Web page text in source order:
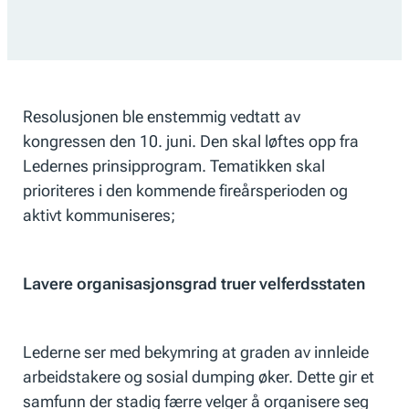
Resolusjonen ble enstemmig vedtatt av
kongressen den 10. juni. Den skal løftes opp fra
Ledernes prinsipprogram. Tematikken skal
prioriteres i den kommende fireårsperioden og
aktivt kommuniseres;
Lavere organisasjonsgrad truer velferdsstaten
Lederne ser med bekymring at graden av innleide
arbeidstakere og sosial dumping øker. Dette gir et
samfunn der stadig færre velger å organisere seg